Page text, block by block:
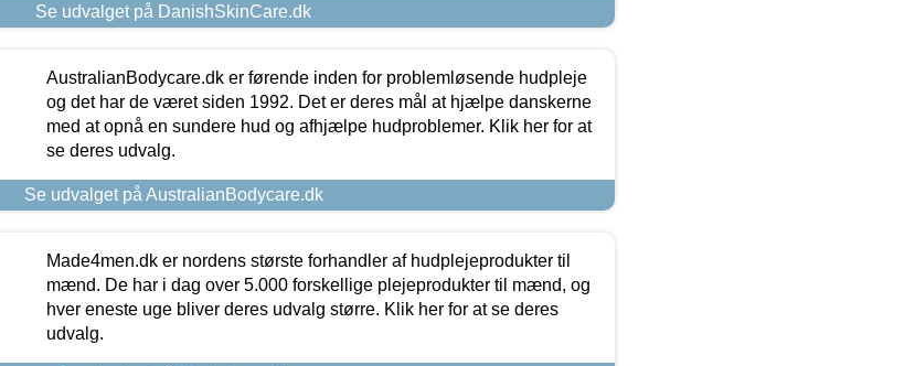
Se udvalget på DanishSkinCare.dk
AustralianBodycare.dk er førende inden for problemløsende hudpleje
og det har de været siden 1992. Det er deres mål at hjælpe danskerne
med at opnå en sundere hud og afhjælpe hudproblemer. Klik her for at
se deres udvalg.
Se udvalget på AustralianBodycare.dk
Made4men.dk er nordens største forhandler af hudplejeprodukter til
mænd. De har i dag over 5.000 forskellige plejeprodukter til mænd, og
hver eneste uge bliver deres udvalg større. Klik her for at se deres
udvalg.